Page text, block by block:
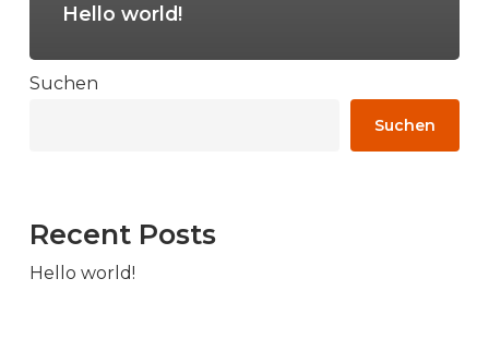
Hello world!
Suchen
Suchen
Recent Posts
Hello world!